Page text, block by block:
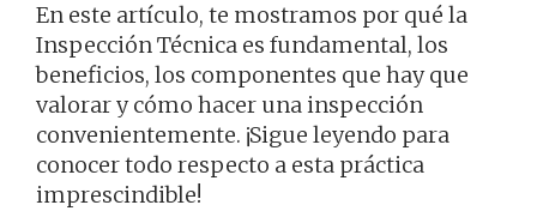
En este artículo, te mostramos por qué la
Inspección Técnica es fundamental, los
beneficios, los componentes que hay que
valorar y cómo hacer una inspección
convenientemente. ¡Sigue leyendo para
conocer todo respecto a esta práctica
imprescindible!